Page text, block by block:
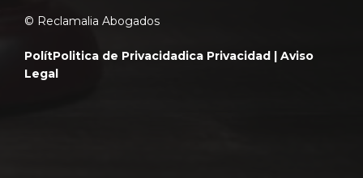
© Reclamalia Abogados
PolítPolitica de Privacidad ica Privacidad | Aviso
Legal